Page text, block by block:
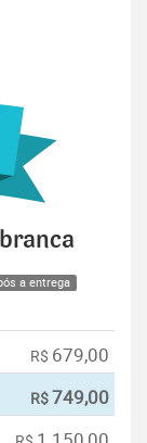
a entrega
R$ 679,00
R$749,00